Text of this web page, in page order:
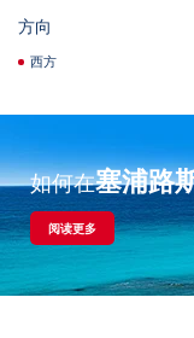
方向
西方
如何在塞浦路
阅读更多